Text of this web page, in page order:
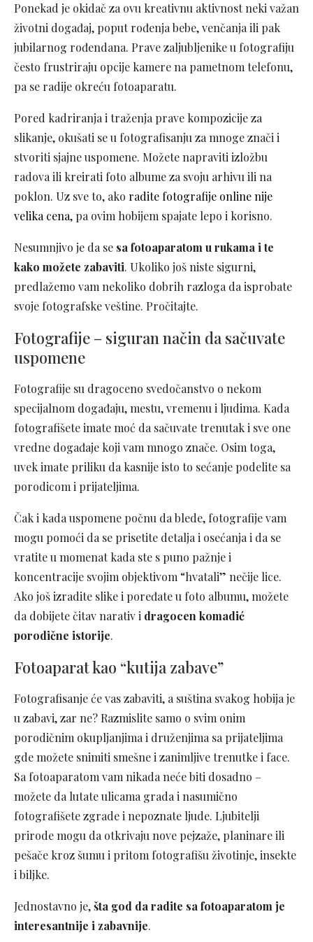
Ponekad je okidač za ovu kreativnu aktivnost neki važan
životni događaj, poput rođenja bebe, venčanja ili pak
jubilarnog rođendana. Prave zaljubljenike u fotografiju
često frustriraju opcije kamere na pametnom telefonu,
pa se radije okreću fotoaparatu.
Pored kadriranja i traženja prave kompozicije za
slikanje, okušati se u fotografisanju za mnoge znači i
stvoriti sjajne uspomene. Možete napraviti izložbu
radova ili kreirati foto albume za svoju arhivu ili na
poklon. Uz sve to, ako radite fotografije online nije
velika cena, pa ovim hobijem spajate lepo i korisno.
Nesumnjivo je da se sa fotoaparatom u rukama i te
kako možete zabaviti. Ukoliko još niste sigurni,
predlažemo vam nekoliko dobrih razloga da isprobate
svoje fotografske veštine. Pročitajte.
Fotografije – siguran način da sačuvate
uspomene
Fotografije su dragoceno svedočanstvo o nekom
specijalnom događaju, mestu, vremenu i ljudima. Kada
fotografišete imate moć da sačuvate trenutak i sve one
vredne događaje koji vam mnogo znače. Osim toga,
uvek imate priliku da kasnije isto to sećanje podelite sa
porodicom i prijateljima.
Čak i kada uspomene počnu da blede, fotografije vam
mogu pomoći da se prisetite detalja i osećanja i da se
vratite u momenat kada ste s puno pažnje i
koncentracije svojim objektivom “hvatali” nečije lice.
Ako još izradite slike i poređate u foto albumu, možete
da dobijete čitav narativ i dragocen komadić
porodične istorije.
Fotoaparat kao “kutija zabave”
Fotografisanje će vas zabaviti, a suština svakog hobija je
u zabavi, zar ne? Razmislite samo o svim onim
porodičnim okupljanjima i druženjima sa prijateljima
gde možete snimiti smešne i zanimljive trenutke i face.
Sa fotoaparatom vam nikada neće biti dosadno –
možete da lutate ulicama grada i nasumično
fotografišete zgrade i nepoznate ljude. Ljubitelji
prirode mogu da otkrivaju nove pejzaže, planinare ili
pešače kroz šumu i pritom fotografišu životinje, insekte
i biljke.
Jednostavno je,šta god da radite sa fotoaparatom je
interesantnije i zabavnije.